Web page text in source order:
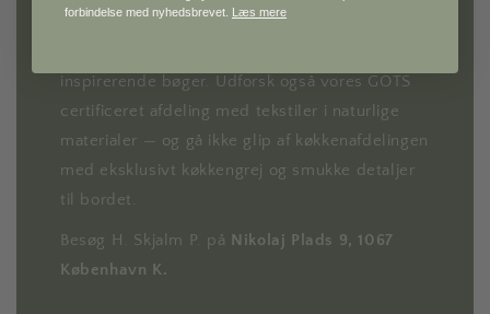
Hos H. Skjalm P. finder du alt fra knager, lamper
inspirerende bøger. Udforsk også vores GOTS
certificeret afdeling med tekstiler i naturlige
materialer — og gå ikke glip af køkkenafdelingen
med eksklusivt køkkengrej og smukke detaljer
til bordet.
Besøg H. Skjalm P. på Nikolaj Plads 9, 1067
København K.
forbindelse med nyhedsbrevet. Læs mere